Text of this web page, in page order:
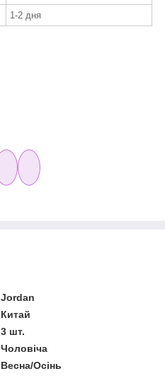
1-2 дня
Jordan
Китай
3 шт.
Чоловіча
Весна/Осінь